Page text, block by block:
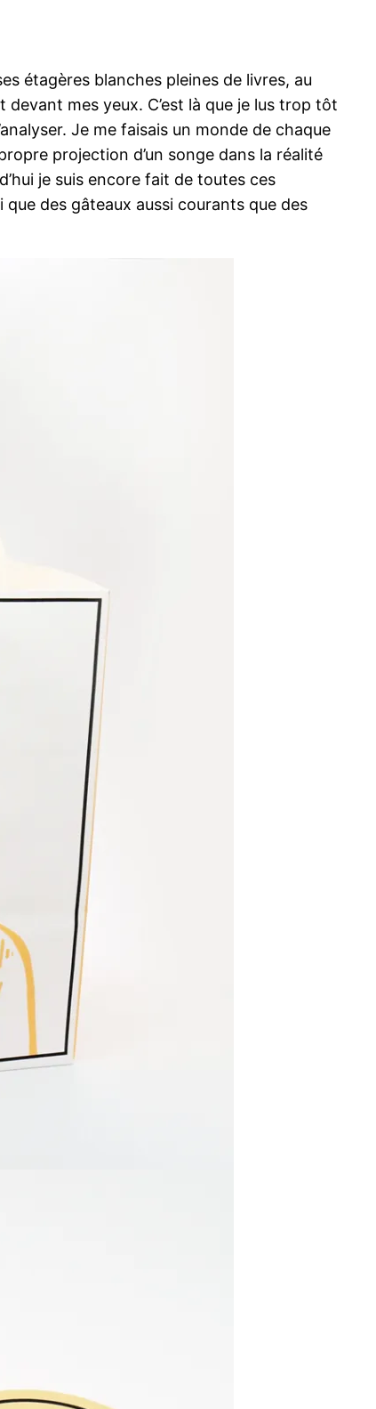
étagères blanches pleines de livres, au
mes yeux. C’est là que je lus trop tôt
Je me faisais un monde de chaque
projection d’un songe dans la réalité
je suis encore fait de toutes ces
que des gâteaux aussi courants que des